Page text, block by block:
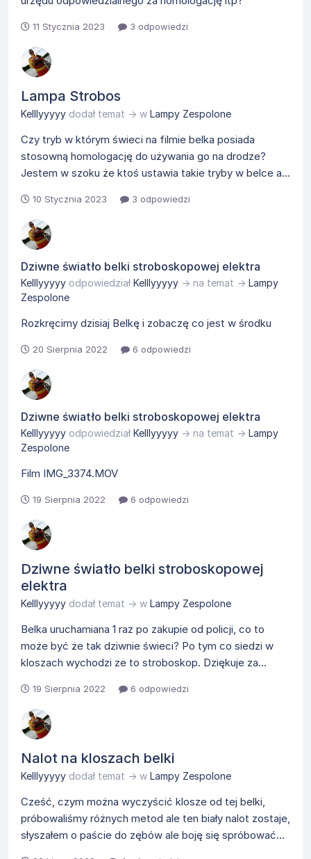
11 Stycznia 2023 3 odpowiedzi
Lampa Strobos
Kelllyyyyy dodał temat → w Lampy Zespolone
Czy tryb w którym świeci na filmie belka posiada
stosowną homologację do używania go na drodze?
Jestem w szoku że ktoś ustawia takie tryby w belce a...
10 Stycznia 2023 3 odpowiedzi
Dziwne światło belki stroboskopowej elektra
Kelllyyyyy odpowiedział Kelllyyyyy → na temat → Lampy
Zespolone
Rozkręcimy dzisiaj Belkę i zobaczę co jest w środku
20 Sierpnia 2022 6 odpowiedzi
Dziwne światło belki stroboskopowej elektra
Kelllyyyyy odpowiedział Kelllyyyyy → na temat → Lampy
Zespolone
Film IMG_3374.MOV
19 Sierpnia 2022 6 odpowiedzi
Dziwne światło belki stroboskopowej
elektra
Kelllyyyyy dodał temat → w Lampy Zespolone
Belka uruchamiana 1 raz po zakupie od policji, co to
może być że tak dziwnie świeci? Po tym co siedzi w
kloszach wychodzi ze to stroboskop. Dziękuje za...
19 Sierpnia 2022 6 odpowiedzi
Nalot na kloszach belki
Kelllyyyyy dodał temat → w Lampy Zespolone
Cześć, czym można wyczyścić klosze od tej belki,
próbowaliśmy różnych metod ale ten biały nalot zostaje,
słyszałem o paście do zębów ale boję się spróbować...